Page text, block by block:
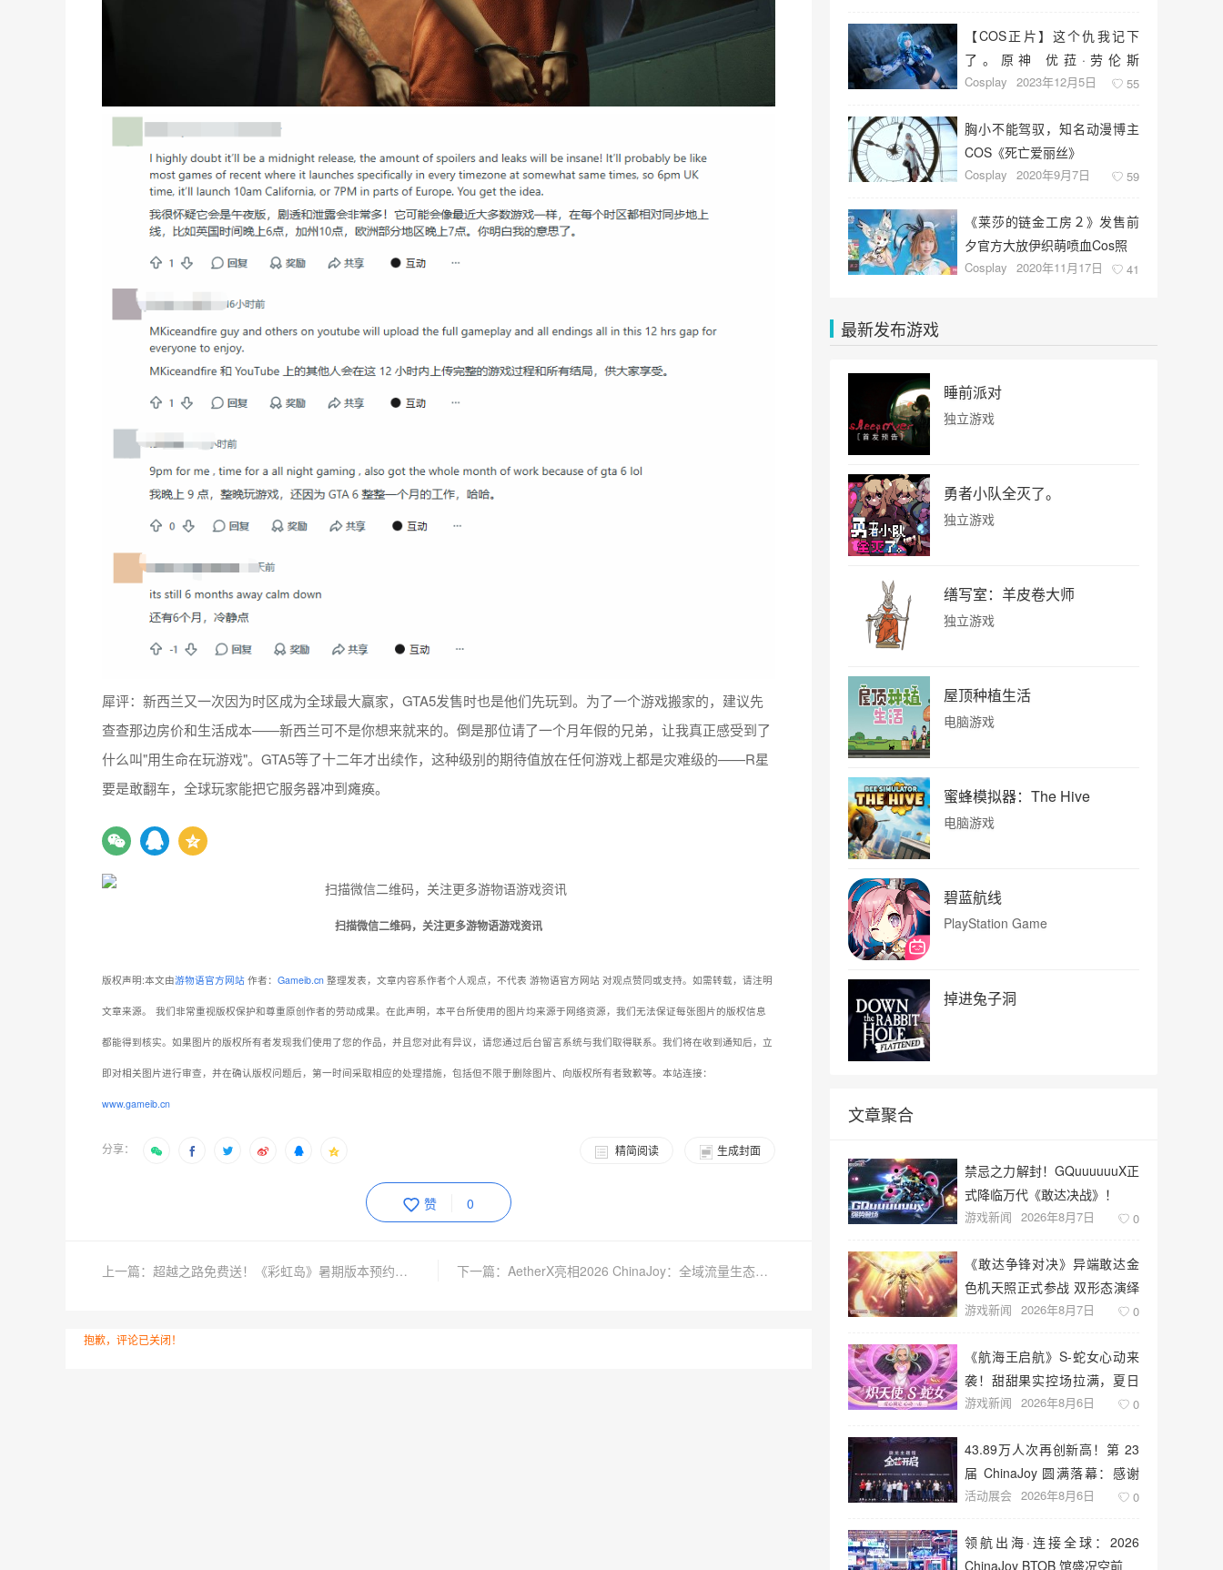
犀评：新西兰又一次因为时区成为全球最大赢家，GTA5发售时也是他们先玩到。为了一个游戏搬家的，建议先
查查那边房价和生活成本——新西兰可不是你想来就来的。倒是那位请了一个月年假的兄弟，让我真正感受到了
什么叫"用生命在玩游戏"。GTA5等了十二年才出续作，这种级别的期待值放在任何游戏上都是灾难级的——R星
要是敢翻车，全球玩家能把它服务器冲到瘫痪。
扫描微信二维码，关注更多游物语游戏资讯
版权声明:本文由游物语官方网站 作者： Gameib.cn 整理发表，文章内容系作者个人观点，不代表 游物语官方网站 对观点赞同或支持。如需转载，请注明
文章来源。 我们非常重视版权保护和尊重原创作者的劳动成果。在此声明，本平台所使用的图片均来源于网络资源，我们无法保证每张图片的版权信息
都能得到核实。如果图片的版权所有者发现我们使用了您的作品，并且您对此有异议，请您通过后台留言系统与我们取得联系。我们将在收到通知后，立
即对相关图片进行审查，并在确认版权问题后，第一时间采取相应的处理措施，包括但不限于删除图片、向版权所有者致歉等。本站连接：
www.gameib.cn
分享： 生成封面
精简阅读
赞 0
上一篇：超越之路免费送！《彩虹岛》暑期版本预约开启，锁定海量福利！ 下一篇：AetherX亮相2026 ChinaJoy：全域流量生态，全球增长引擎
抱歉，评论已关闭！
【COS正片】这个仇我记下
了。原神 优菈·劳伦斯
@Vamoko
Cosplay 2023年12月5日 55
胸小不能驾驭，知名动漫博主
COS《死亡爱丽丝》
Cosplay 2020年9月7日 59
《莱莎的链金工房２》发售前
夕官方大放伊织萌喷血Cos照
Cosplay 2020年11月17日 41
最新发布游戏
睡前派对
独立游戏
勇者小队全灭了。
独立游戏
缮写室：羊皮卷大师
独立游戏
屋顶种植生活
电脑游戏
蜜蜂模拟器：The Hive
电脑游戏
碧蓝航线
PlayStation Game
掉进兔子洞
文章聚合
禁忌之力解封！GQuuuuuuX正
式降临万代《敢达决战》！
游戏新闻 2026年8月7日 0
《敢达争锋对决》异端敢达金
色机天照正式参战 双形态演绎
空中战技
游戏新闻 2026年8月7日 0
《航海王启航》S-蛇女心动来
袭！甜甜果实控场拉满，夏日
盛宴开启
游戏新闻 2026年8月6日 0
43.89万人次再创新高！第 23
届 ChinaJoy 圆满落幕：感谢
有你，共赴这场“与 AI 同游”的
活动展会 2026年8月6日 0
领航出海·连接全球：2026
ChinaJoy BTOB 馆盛况空前